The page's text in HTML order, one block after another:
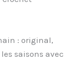
: original,
saisons avec